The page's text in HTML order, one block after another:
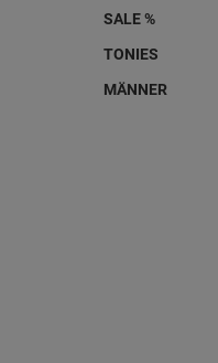
SALE %
TONIES
MÄNNER